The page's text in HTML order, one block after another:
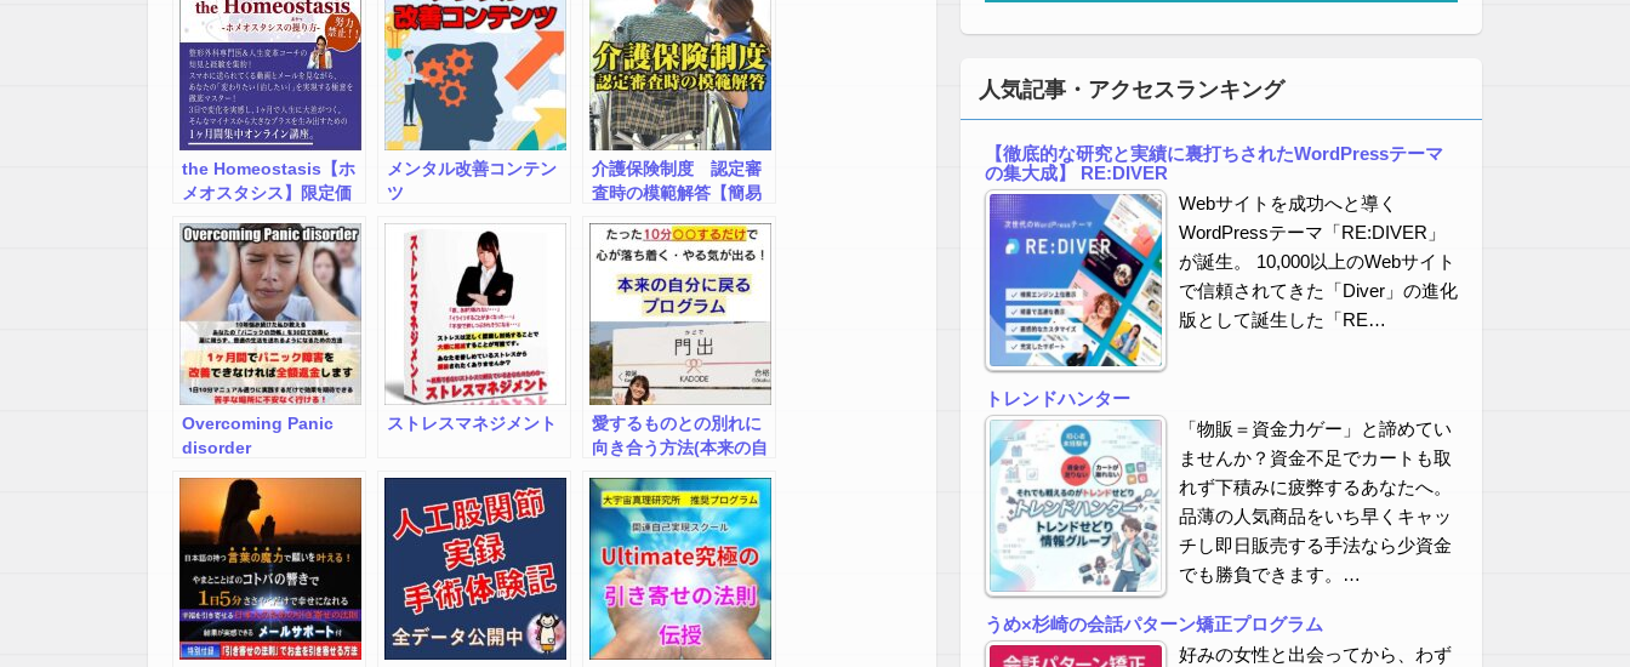
画マニュアル-
the Homeostasis【ホ
メオスタシス】限定価
メンタル改善コンテン
ツ
介護保険制度 認定審
査時の模範解答【簡易
Overcoming Panic
disorder
ストレスマネジメント
愛するものとの別れに
向き合う方法(本来の自
人気記事・アクセスランキング
【徹底的な研究と実績に裏打ちされたWordPressテーマ
の集大成】 RE:DIVER
Webサイトを成功へと導く
WordPressテーマ「RE:DIVER」
が誕生。 10,000以上のWebサイト
で信頼されてきた「Diver」の進化
版として誕生した「RE…
トレンドハンター
「物販＝資金力ゲー」と諦めてい
ませんか？資金不足でカートも取
れず下積みに疲弊するあなたへ。
品薄の人気商品をいち早くキャッ
チし即日販売する手法なら少資金
でも勝負できます。…
うめ×杉崎の会話パターン矯正プログラム
好みの女性と出会ってから、わず